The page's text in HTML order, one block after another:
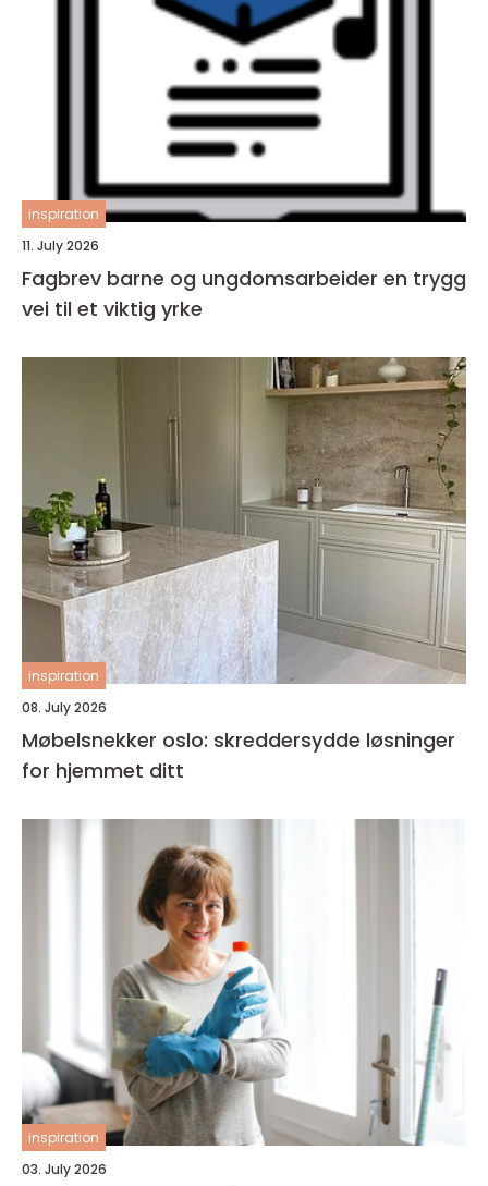
inspiration
11. July 2026
Fagbrev barne og ungdomsarbeider en trygg
vei til et viktig yrke
inspiration
08. July 2026
Møbelsnekker oslo: skreddersydde løsninger
for hjemmet ditt
inspiration
03. July 2026